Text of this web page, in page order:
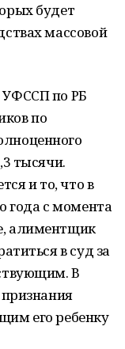
будет
массовой
УФССП по РБ
по
тысячи.
и то, что в
года с момента
алиментщик
в суд за
В
признания
его ребенку